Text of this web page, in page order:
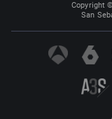
Copyright
San